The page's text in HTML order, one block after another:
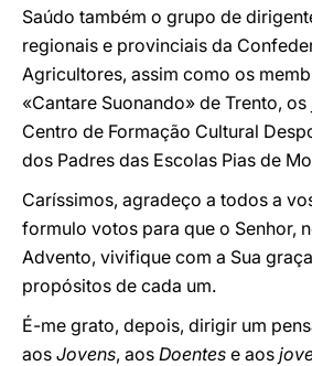
Saúdo também o grupo de
regionais e provinciais da
Agricultores, assim como os
«Cantare Suonando» de Trento,
Centro de Formação Cultural
dos Padres das Escolas Pias de
Caríssimos, agradeço a todos a
formulo votos para que o Senhor,
Advento, vivifique com a Sua
propósitos de cada um.
É-me grato, depois, dirigir um
aos Jovens, aos Doentes e aos